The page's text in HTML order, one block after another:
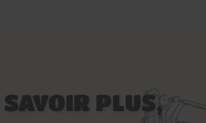
PLUS,